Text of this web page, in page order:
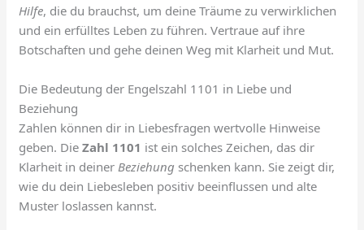
Hilfe, die du brauchst, um deine Träume zu verwirklichen
und ein erfülltes Leben zu führen. Vertraue auf ihre
Botschaften und gehe deinen Weg mit Klarheit und Mut.
Die Bedeutung der Engelszahl 1101 in Liebe und
Beziehung
Zahlen können dir in Liebesfragen wertvolle Hinweise
geben. DieZahl 1101 ist ein solches Zeichen, das dir
Klarheit in deiner Beziehung schenken kann. Sie zeigt dir,
wie du dein Liebesleben positiv beeinflussen und alte
Muster loslassen kannst.